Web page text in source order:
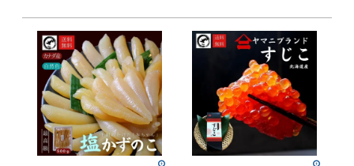
ピお付けします。